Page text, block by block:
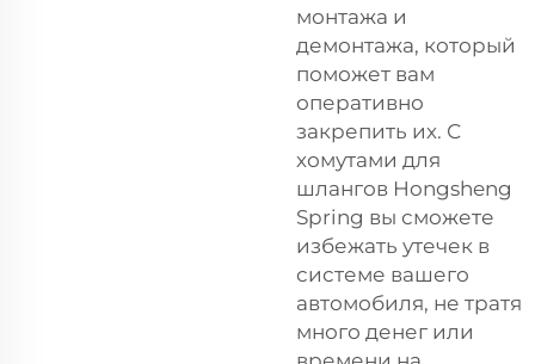
монтажа и
демонтажа, который
поможет вам
оперативно
закрепить их. С
хомутами для
шлангов Hongsheng
Spring вы сможете
избежать утечек в
системе вашего
автомобиля, не тратя
много денег или